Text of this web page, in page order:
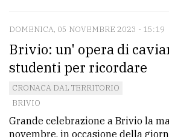
DOMENICA, 05 NOVEMBRE 2023 - 15:19
Brivio: un' opera di
studenti per ricordare
CRONACA DAL TERRITORIO
BRIVIO
Grande celebrazione a Brivio la
novembre, in occasione della